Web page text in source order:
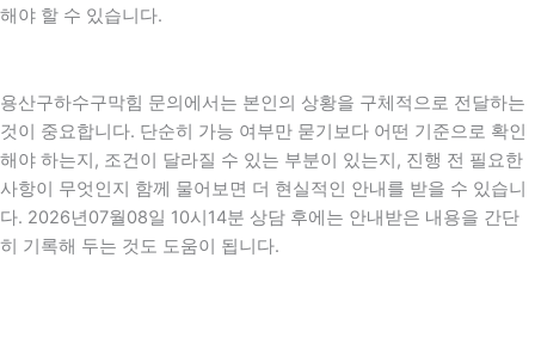
해야 할 수 있습니다.
용산구하수구막힘 문의에서는 본인의 상황을 구체적으로 전달하는
것이 중요합니다. 단순히 가능 여부만 묻기보다 어떤 기준으로 확인
해야 하는지, 조건이 달라질 수 있는 부분이 있는지, 진행 전 필요한
사항이 무엇인지 함께 물어보면 더 현실적인 안내를 받을 수 있습니
다. 2026년07월08일 10시14분 상담 후에는 안내받은 내용을 간단
히 기록해 두는 것도 도움이 됩니다.